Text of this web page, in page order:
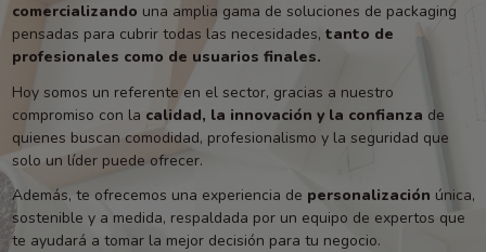
comercializando una amplia gama de soluciones de packaging
pensadas para cubrir todas las necesidades, tanto de
profesionales como de usuarios finales.
Hoy somos un referente en el sector, gracias a nuestro
compromiso con la calidad, la innovación y la confianza de
quienes buscan comodidad, profesionalismo y la seguridad que
solo un líder puede ofrecer.
Además, te ofrecemos una experiencia de personalización única,
sostenible y a medida, respaldada por un equipo de expertos que
te ayudará a tomar la mejor decisión para tu negocio.